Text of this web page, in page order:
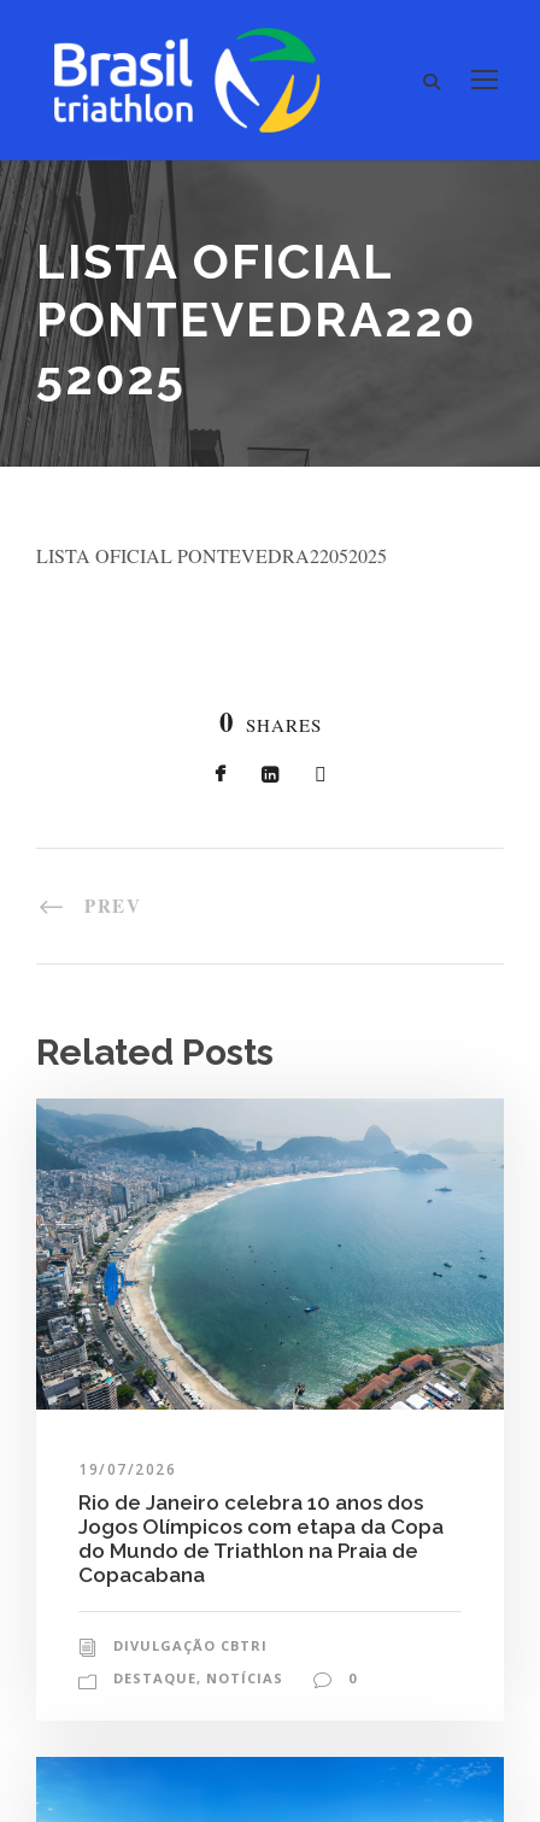
LISTA OFICIAL
PONTEVEDRA220
52025
LISTA OFICIAL PONTEVEDRA22052025
0 SHARES
PREV
Related Posts
19/07/2026
Rio de Janeiro celebra 10 anos dos
Jogos Olímpicos com etapa da Copa
do Mundo de Triathlon na Praia de
Copacabana
DIVULGAÇÃO CBTRI
DESTAQUE, NOTÍCIAS 0